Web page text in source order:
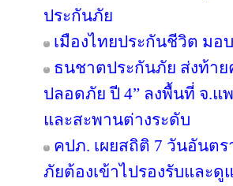
ประกันภัย
เมืองไทยประกันชีวิต มอ
ธนชาตประกันภัย ส่งท้าย
ปลอดภัย ปี 4” ลงพื้นที่ จ.แ
และสะพานต่างระดับ
คปภ. เผยสถิติ 7 วันอันต
ภัยต้องเข้าไปรองรับและ